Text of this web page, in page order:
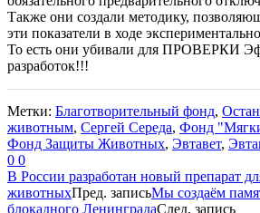
Также они создали методику,
эти показатели в ходе
То есть они убивали для ПРОВЕРКИ
разработок!!!
Метки: Благотворительный фонд,
животным, Сергей Середа, Фонд
Фонд Защиты Животных, Эвтавет,
0 0
В России разработан новый препарат
животныхПред. записьМы создаём
блокадного ЛенинградаСлед. запись